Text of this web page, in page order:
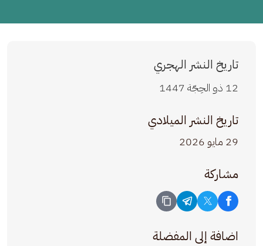
تاريخ النشر الهجري
12 ذو الحِجّة 1447
تاريخ النشر الميلادي
29 مايو 2026
مشاركة
اضافة إلى المفضلة